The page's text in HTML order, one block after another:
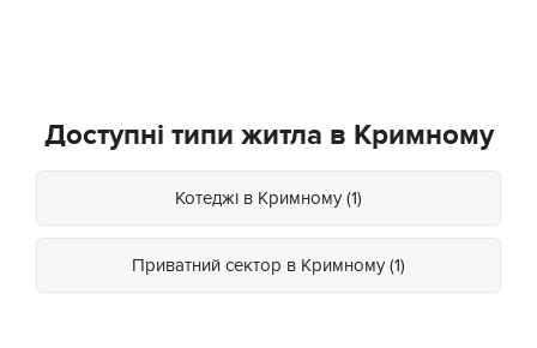
Доступні типи житла в Кримному
Котеджі в Кримному (1)
Приватний сектор в Кримному (1)